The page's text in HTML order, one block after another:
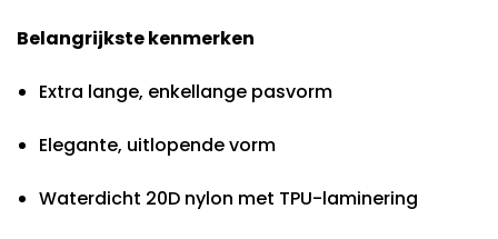
Belangrijkste kenmerken
Extra lange, enkellange pasvorm
Elegante, uitlopende vorm
Waterdicht 20D nylon met TPU-laminering